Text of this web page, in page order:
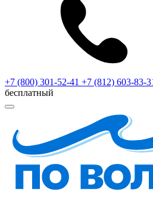
+7 (800) 301-52-41 +7 (812) 603-83-
бесплатный